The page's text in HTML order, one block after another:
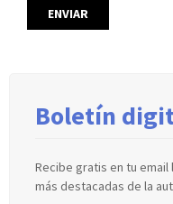
Boletín
Recibe gratis en tu
más destacadas de la